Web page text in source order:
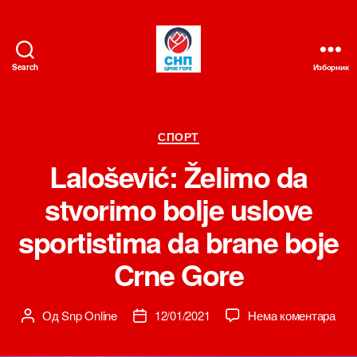
Search Изборник
Категорије
СПОРТ
Lalošević: Želimo da
stvorimo bolje uslove
sportistima da brane boje
Crne Gore
Аутор
ОдSnp Online
Датум12/01/2021 Нема коментарана